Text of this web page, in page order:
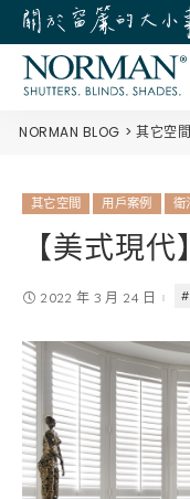
NORMAN BLOG 其它空間
其它空間 用戶案例 衛
【美式現
2022 年 3 月 24 日